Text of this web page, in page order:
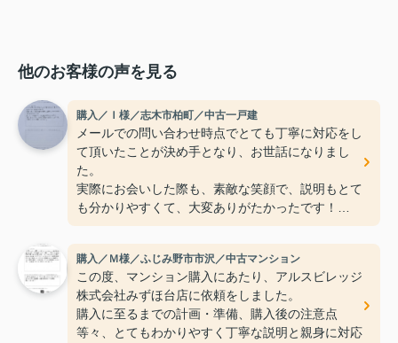
他のお客様の声を見る
購入／Ｉ様／志木市柏町／中古一戸建
メールでの問い合わせ時点でとても丁寧に対応をし
て頂いたことが決め手となり、お世話になりまし
た。
実際にお会いした際も、素敵な笑顔で、説明もとて
も分かりやすくて、大変ありがたかったです！
また、メールでも電話でも、いつも迅速な対応をし
てくださり、本当に助かりました。
夫婦ともども感謝の気持ちでいっぱいです。
今後ともよろしくお願いいたします(^^♪
購入／Ｍ様／ふじみ野市市沢／中古マンション
この度、マンション購入にあたり、アルスビレッジ
株式会社みずほ台店に依頼をしました。
購入に至るまでの計画・準備、購入後の注意点
等々、とてもわかりやすく丁寧な説明と親身に対応